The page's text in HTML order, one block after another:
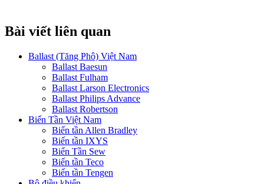
Bài viết liên quan
Ballast (Tăng Phô) Việt Nam
Ballast Baesun
Ballast Fulham
Ballast Larson Electronics
Ballast Philips Advance
Ballast Robertson
Biến Tần Việt Nam
Biến tần Allen Bradley
Biến tần IXYS
Biến Tần Sew
Biến tần Teco
Biến tần Tengen